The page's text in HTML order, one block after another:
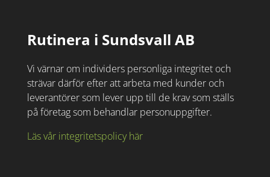
Rutinera i Sundsvall AB
Vi värnar om individers personliga integritet och
strävar därför efter att arbeta med kunder och
leverantörer som lever upp till de krav som ställs
på företag som behandlar personuppgifter.
Läs vår integritetspolicy här